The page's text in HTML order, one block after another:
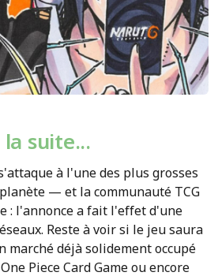
suite...
à l'une des plus grosses
— et la communauté TCG
: l'annonce a fait l'effet d'une
Reste à voir si le jeu saura
marché déjà solidement occupé
Piece Card Game ou encore